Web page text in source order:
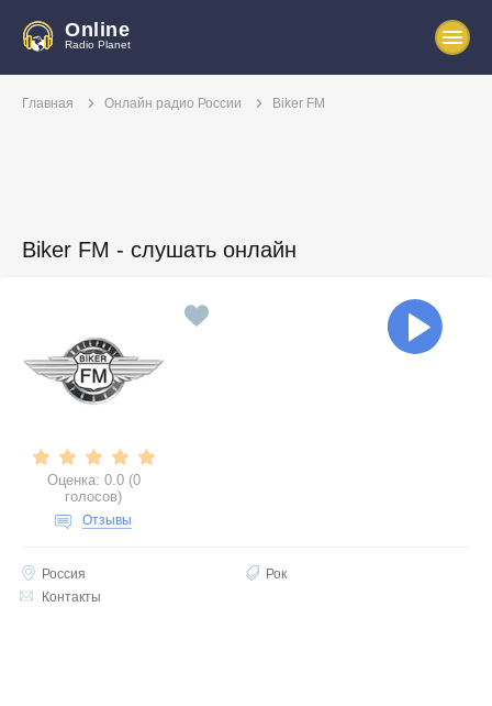
Online
Radio Planet
Главная Онлайн радио России Biker FM
Biker FM - слушать онлайн
Оценка: 0.0 (0
голосов)
Отзывы
Россия
Рок
Контакты